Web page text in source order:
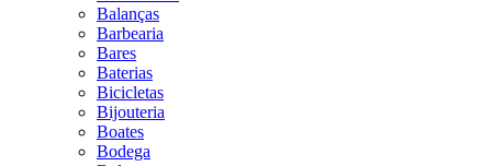
Balanças
Barbearia
Bares
Baterias
Bicicletas
Bijouteria
Boates
Bodega